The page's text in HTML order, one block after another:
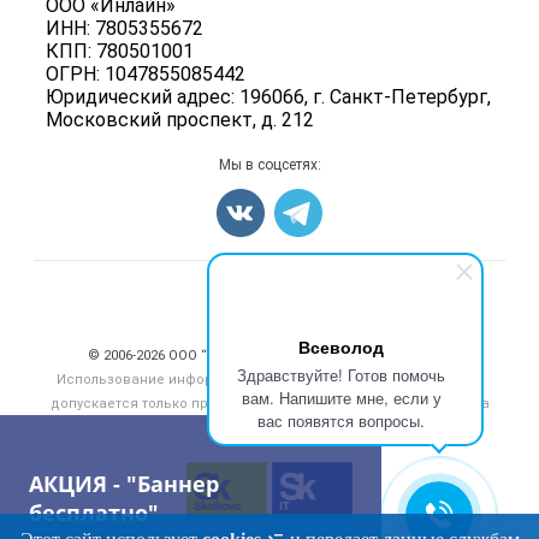
Всеволод
Здравствуйте! Готов помочь
вам. Напишите мне, если у
вас появятся вопросы.
АКЦИЯ - "Баннер
бесплатно"
ООО «Инлайн»
ИНН: 7805355672
КПП: 780501001
ОГРН: 1047855085442
Юридический адрес: 196066, г. Санкт-Петербург,
Московский проспект, д. 212
Мониторинг
Вакансии
Мясные полуфабрикаты
Мясные снеки
Яйца
Карта объявлений
Мы в соцсетях:
© 2006‑2026 ООО “Инлайн”. 12+ Все права защищены.
Использование информации, размещенной на данном сайте,
допускается только при размещении активной гиперссылки на
meatinfo.ru